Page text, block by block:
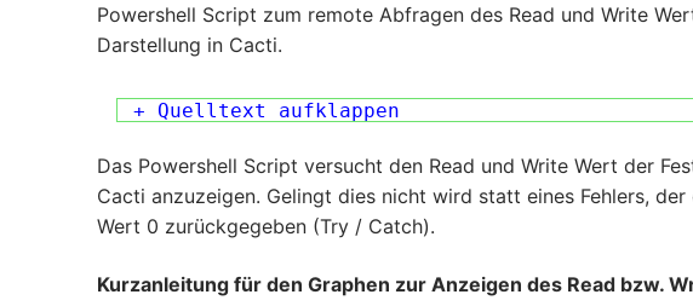
Powershell Script zum remote Abfragen des Read und Write
Darstellung in Cacti.
+ Quelltext aufklappen
Das Powershell Script versucht den Read und Write Wert der
Cacti anzuzeigen. Gelingt dies nicht wird statt eines Fehlers,
Wert 0 zurückgegeben (Try / Catch).
Kurzanleitung für den Graphen zur Anzeigen des Read bzw.